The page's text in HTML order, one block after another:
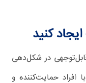
کنید
در شکل‌دهی
افراد حمایت‌کننده و